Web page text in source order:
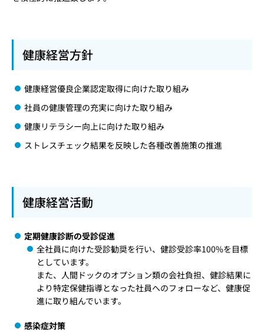
健康経営方針
健康経営優良企業認定取得に向けた取り組み
社員の健康管理の充実に向けた取り組み
健康リテラシー向上に向けた取り組み
ストレスチェック結果を反映した各種改善施策の推進
健康経営活動
定期健康診断の受診促進
全社員に向けた受診勧奨を行い、健診受診率100%を目標
としています。
また、人間ドックのオプション類の会社負担、健診結果に
より特定保健指導となった社員へのフォローなど、健康促
進に取り組んでいます。
感染症対策